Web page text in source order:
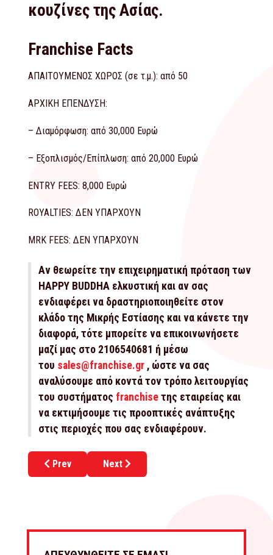
κουζίνες της Ασίας.
Franchise Facts
ΑΠΑΙΤΟΥΜΕΝΟΣ ΧΩΡΟΣ (σε τ.μ.): από 50
ΑΡΧΙΚΗ ΕΠΕΝΔΥΣΗ:
– Διαμόρφωση: από 30,000 Ευρώ
– Εξοπλισμός/Επίπλωση: από 20,000 Ευρώ
ENTRY FEES: 8,000 Ευρώ
ROYALTIES: ΔΕΝ ΥΠΑΡΧΟΥΝ
MRK FEES: ΔΕΝ ΥΠΑΡΧΟΥΝ
Αν θεωρείτε την επιχειρηματική πρόταση των
HAPPY BUDDHA ελκυστική και αν σας
ενδιαφέρει να δραστηριοποιηθείτε στον
κλάδο της Μικρής Εστίασης και να κάνετε την
διαφορά, τότε μπορείτε να επικοινωνήσετε
μαζί μας στο 2106540681 ή μέσω
του sales@franchise.gr , ώστε να σας
αναλύσουμε από κοντά τον τρόπο λειτουργίας
του συστήματος franchise της εταιρείας και
να εκτιμήσουμε τις προοπτικές ανάπτυξης
στις περιοχές που σας ενδιαφέρουν.
Previous article: Ξεκίνα το δικό σου coffee shop
Prev Next article: Ξεκίνα το δικό σου
Next